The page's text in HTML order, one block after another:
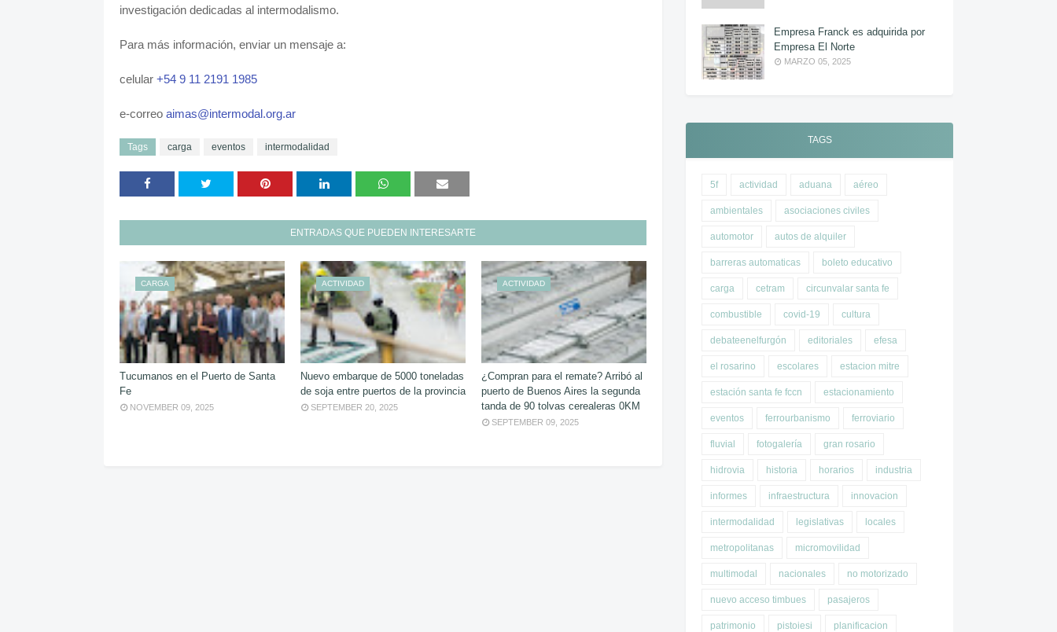
investigación dedicadas al intermodalismo.
Para más información, enviar un mensaje a:
celular +54 9 11 2191 1985
e-correo aimas@intermodal.org.ar
Tags carga eventos intermodalidad
ENTRADAS QUE PUEDEN INTERESARTE
CARGA
Tucumanos en el Puerto de Santa
Fe
NOVEMBER 09, 2025
ACTIVIDAD
Nuevo embarque de 5000 toneladas
de soja entre puertos de la provincia
SEPTEMBER 20, 2025
ACTIVIDAD
¿Compran para el remate? Arribó al
puerto de Buenos Aires la segunda
tanda de 90 tolvas cerealeras 0KM
SEPTEMBER 09, 2025
Empresa Franck es adquirida por
Empresa El Norte
MARZO 05, 2025
TAGS
5f actividad aduana aéreo
ambientales asociaciones civiles
automotor autos de alquiler
barreras automaticas boleto educativo
carga cetram circunvalar santa fe
combustible covid-19 cultura
debateenelfurgón editoriales efesa
el rosarino escolares estacion mitre
estación santa fe fccn estacionamiento
eventos ferrourbanismo ferroviario
fluvial fotogalería gran rosario
hidrovia historia horarios industria
informes infraestructura innovacion
intermodalidad legislativas locales
metropolitanas micromovilidad
multimodal nacionales no motorizado
nuevo acceso timbues pasajeros
patrimonio pistoiesi planificacion